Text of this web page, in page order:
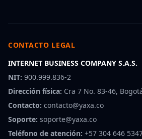
CONTACTO LEGAL
INTERNET BUSINESS COMPANY S.A.S.
NIT: 900.999.836-2
Dirección física: Cra 7 No. 83-46,
Contacto: contacto@yaxa.co
Soporte: soporte@yaxa.co
Teléfono de atención: +57 304 646